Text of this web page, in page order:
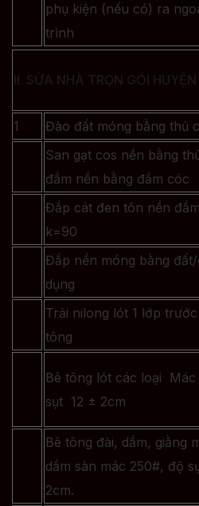
phụ kiện (nếu có) ra
trình
II. SỬA NHÀ TRỌN GÓI
1 Đào đất móng bằng thủ
San gạt cos nền bằng
đầm nền bằng đầm cóc
Đắp cát đen tôn nền
k=90
Đắp nền móng bằng
dụng
Trải nilong lót 1 lớp
tông
Bê tông lót các loại
sụt 12 ± 2cm
Bê tông đài, dầm, giằng
dầm sàn mác 250#, độ
2cm.